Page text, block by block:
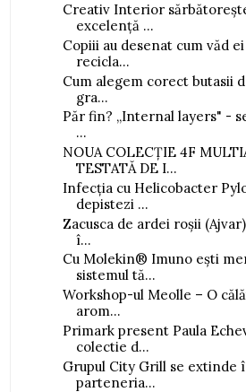
Creativ Interior
excelență ...
Copiii au desenat cum văd
recicla...
Cum alegem corect butasii
gra...
Păr fin? „Internal layers" -
...
NOUA COLECȚIE 4F
TESTATĂ DE I...
Infecția cu Helicobacter
depistezi ...
Zacusca de ardei roșii
î...
Cu Molekin® Imuno ești
sistemul tă...
Workshop-ul Meolle – O
arom...
Primark present Paula
colectie d...
Grupul City Grill se extinde
parteneria...